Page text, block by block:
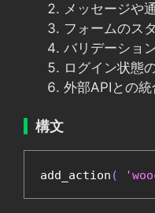
メッセージや
フォームのス
バリデーショ
ログイン状態
外部APIとの
構文
add_action (